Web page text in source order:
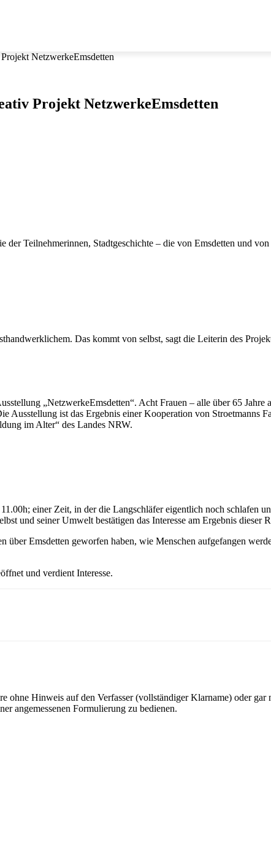
NetzwerkeEmsdetten
Projekt NetzwerkeEmsdetten
der Teilnehmerinnen, Stadtgeschichte – die von Emsdetten und
Das kommt von selbst, sagt die Leiterin des
„NetzwerkeEmsdetten“. Acht Frauen – alle über 65
Ausstellung ist das Ergebnis einer Kooperation von Stroetmanns
im Alter“ des Landes NRW.
einer Zeit, in der die Langschläfer eigentlich noch schlafen
und seiner Umwelt bestätigen das Interesse am Ergebnis dieser
über Emsdetten geworfen haben, wie Menschen aufgefangen
und verdient Interesse.
ohne Hinweis auf den Verfasser (vollständiger Klarname) oder
angemessenen Formulierung zu bedienen.